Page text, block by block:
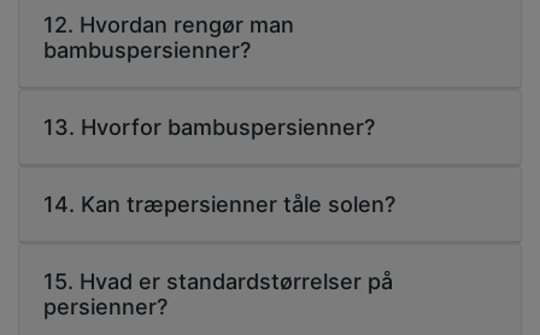
12. Hvordan rengør man
bambuspersienner?
13. Hvorfor bambuspersienner?
14. Kan træpersienner tåle solen?
15. Hvad er standardstørrelser på
persienner?